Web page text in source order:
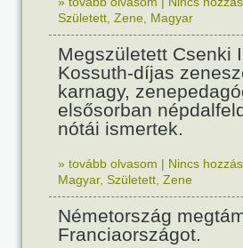
Született Zene Magyar
Megszületett Csenki
Kossuth-díjas
karnagy,
elsősorban
nótái ismertek.
» tovább olvasom | Nincs
Magyar, Született Zene
Németország
Franciaországot.